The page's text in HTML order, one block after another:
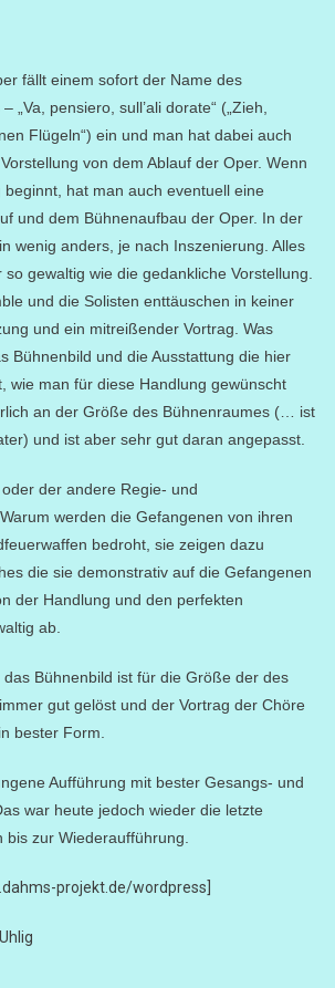
fällt einem sofort der Name des
„Va, pensiero, sull’ali dorate“ („Zieh,
Flügeln“) ein und man hat dabei auch
von dem Ablauf der Oper. Wenn
hat man auch eventuell eine
und dem Bühnenaufbau der Oper. In der
wenig anders, je nach Inszenierung. Alles
gewaltig wie die gedankliche Vorstellung.
und die Solisten enttäuschen in keiner
und ein mitreißender Vortrag. Was
Bühnenbild und die Ausstattung die hier
wie man für diese Handlung gewünscht
an der Größe des Bühnenraumes (… ist
und ist aber sehr gut daran angepasst.
der andere Regie- und
werden die Gefangenen von ihren
bedroht, sie zeigen dazu
die sie demonstrativ auf die Gefangenen
der Handlung und den perfekten
ab.
das Bühnenbild ist für die Größe der des
gutgelöst und der Vortrag der Chöre
bester Form.
Aufführung mit bester Gesangs- und
war heute jedoch wieder die letzte
zur Wiederaufführung.
projekt.de/wordpress]